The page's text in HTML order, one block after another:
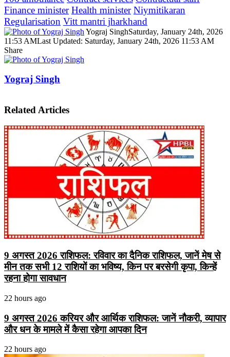
Finance minister Health minister Niymitikaran
Regularisation Vitt mantri jharkhand
Yograj SinghSaturday, January 24th, 2026
11:53 AMLast Updated: Saturday, January 24th, 2026 11:53 AM
Share
Facebook
X
LinkedIn
Pinterest
WhatsApp
Telegram
Yograj Singh
Related Articles
9 अगस्त 2026 राशिफल: रविवार का दैनिक राशिफल, जानें मेष से
मीन तक सभी 12 राशियों का भविष्य, किन पर बरसेगी कृपा, किन्हें
रहना होगा सावधान
22 hours ago
9 अगस्त 2026 करियर और आर्थिक राशिफल: जानें नौकरी, व्यापार
और धन के मामले में कैसा रहेगा आपका दिन
22 hours ago